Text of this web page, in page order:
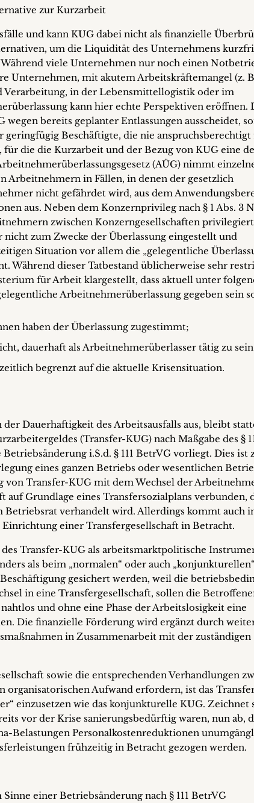
zur Kurzarbeit
und kann KUG dabei nicht als finanzielle
um die Liquidität des Unternehmens
viele Unternehmen nur noch einen
Unternehmen, mit akutem Arbeitskräftemangel (z.
Verarbeitung, in der Lebensmittellogistik oder im
kann hier echte Perspektiven eröffnen.
bereits geplanter Entlassungen ausscheidet,
geringfügig Beschäftigte, die nie
die die Kurzarbeit und der Bezug von KUG eine
(AÜG) nimmt
Arbeitnehmern in Fällen, in denen der gesetzlich
nicht gefährdet wird, aus dem
aus. Neben dem Konzernprivileg nach § 1 Abs. 3
zwischen Konzerngesellschaften
zum Zwecke der Überlassung eingestellt und
Situation vor allem die „gelegentliche
Während dieser Tatbestand üblicherweise sehr
für Arbeit klargestellt, dass aktuell unter
Arbeitnehmerüberlassung gegeben sein
haben der Überlassung zugestimmt;
dauerhaft als Arbeitnehmerüberlasser tätig zu
begrenzt auf die aktuelle Krisensituation.
Dauerhaftigkeit des Arbeitsausfalls aus, bleibt
(Transfer-KUG) nach Maßgabe des §
i.S.d. § 111 BetrVG vorliegt. Dies ist
eines ganzen Betriebs oder wesentlichen
von Transfer-KUG mit dem Wechsel der
auf Grundlage eines Transfersozialplans verbunden,
Betriebsrat verhandelt wird. Allerdings kommt auch
einer Transfergesellschaft in Betracht.
Transfer-KUG als arbeitsmarktpolitische
als beim „normalen“ oder auch
gesichert werden, weil die
in eine Transfergesellschaft, sollen die
und ohne eine Phase der Arbeitslosigkeit eine
Die finanzielle Förderung wird ergänzt durch
in Zusammenarbeit mit der zuständigen
sowie die entsprechenden Verhandlungen
organisatorischen Aufwand erfordern, ist das
einzusetzen wie das konjunkturelle KUG. Zeichnet
vor der Krise sanierungsbedürftig waren, nun ab,
Belastungen Personalkostenreduktionen
frühzeitig in Betracht gezogen werden.
einer Betriebsänderung nach § 111 BetrVG